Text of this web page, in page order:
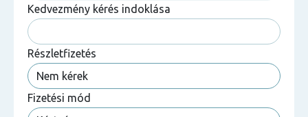
Kedvezmény kérés indoklása
Részletfizetés
Fizetési mód